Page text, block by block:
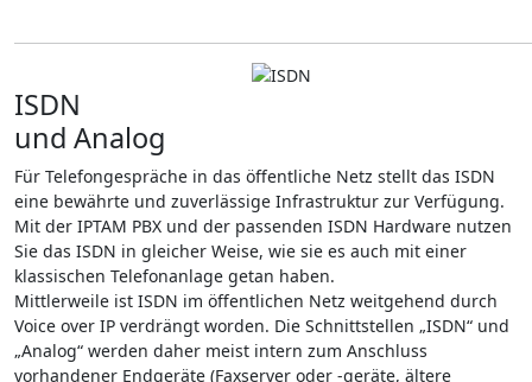
ISDN
und Analog
Für Telefongespräche in das öffentliche Netz stellt das ISDN
eine bewährte und zuverlässige Infrastruktur zur Verfügung.
Mit der IPTAM PBX und der passenden ISDN Hardware nutzen
Sie das ISDN in gleicher Weise, wie sie es auch mit einer
klassischen Telefonanlage getan haben.
Mittlerweile ist ISDN im öffentlichen Netz weitgehend durch
Voice over IP verdrängt worden. Die Schnittstellen „ISDN“ und
„Analog“ werden daher meist intern zum Anschluss
vorhandener Endgeräte (Faxserver oder -geräte, ältere